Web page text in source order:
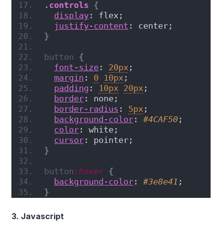
.controls {
display : flex;
justify-content : center;
}
button {
font-size : 20px ;
margin : 0 10px ;
padding : 10px 20px ;
border : none;
border-radius : 5px ;
background-color : #4CAF50 ;
color : white;
cursor : pointer;
}
button :hover {
background-color : #3e8e41 ;
}
3. Javascript